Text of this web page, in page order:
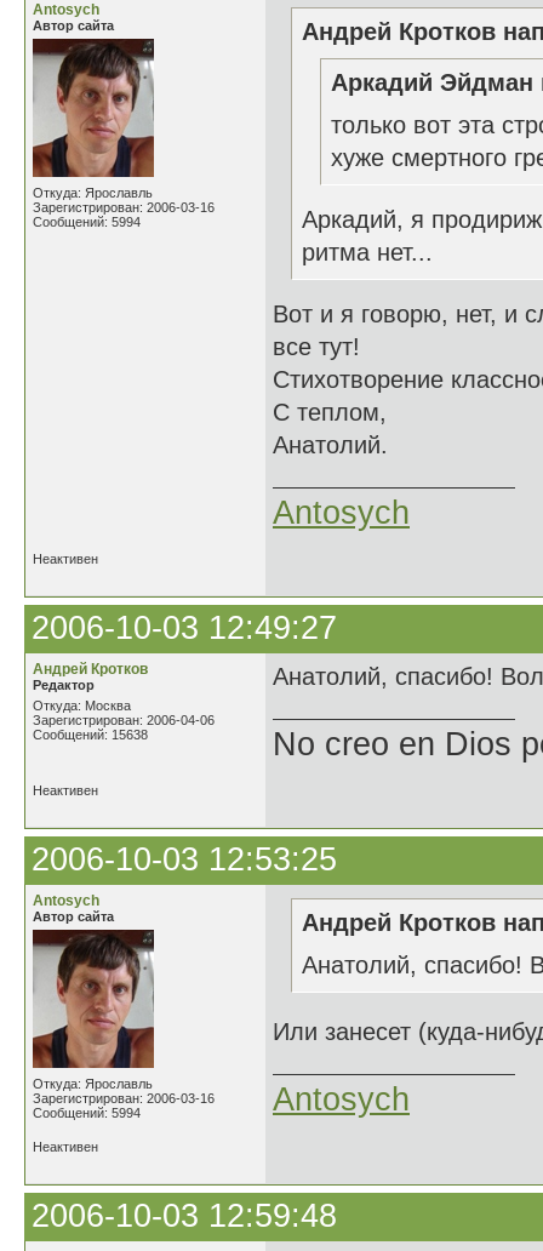
Antosych
Автор сайта
Откуда: Ярославль
Зарегистрирован: 2006-03-16
Сообщений: 5994
Андрей Кротков
Аркадий Эйдман
только вот эта
хуже смертного
Аркадий, я
ритма нет...
Вот и я говорю, нет, и
все тут!
Стихотворение
С теплом,
Анатолий.
Antosych
Неактивен
2006-10-03 12:49:27
Андрей Кротков
Редактор
Откуда: Москва
Зарегистрирован: 2006-04-06
Сообщений: 15638
Анатолий, спасибо!
No creo en Dios
Неактивен
2006-10-03 12:53:25
Antosych
Автор сайта
Откуда: Ярославль
Зарегистрирован: 2006-03-16
Сообщений: 5994
Андрей Кротков
Анатолий, спасибо!
Или занесет (куда-
Antosych
Неактивен
2006-10-03 12:59:48